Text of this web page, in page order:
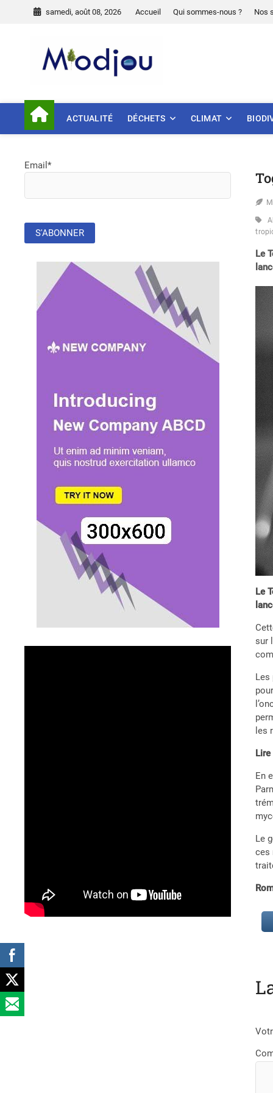
samedi, août 08, 2026 Accueil Qui sommes-nous ? Nos
ACTUALITÉ DÉCHETS CLIMAT
Le
Le
sur
Les
les
Lire
En
Le
ces
Email*